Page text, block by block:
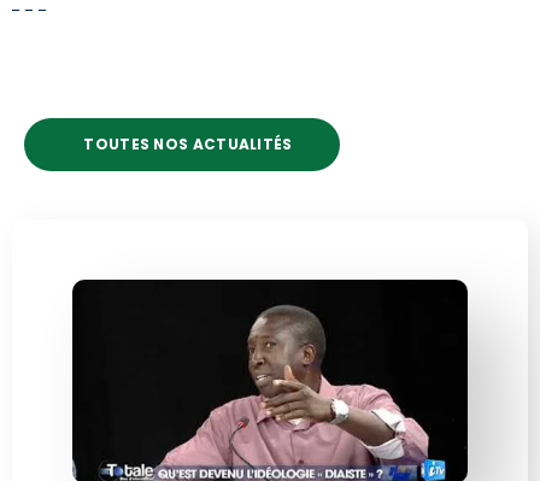
TOUTES NOS ACTUALITÉS